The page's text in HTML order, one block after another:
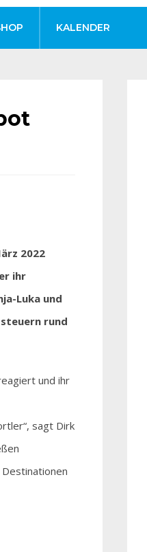
KALENDER
2022
ihr
Luka und
rund
und ihr
sagt Dirk